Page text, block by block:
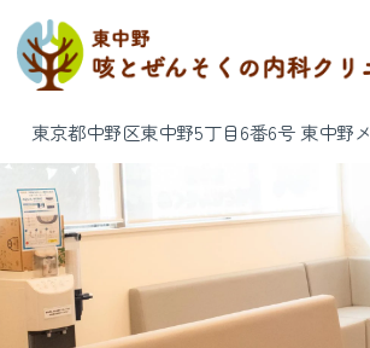
中野区の内科｜東中野 咳
ぜんそくの内科クリニ
｜呼吸器内科
東京都中野区東中野5丁目6番6号 東中野